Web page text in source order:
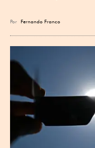
Por Fernando Franco